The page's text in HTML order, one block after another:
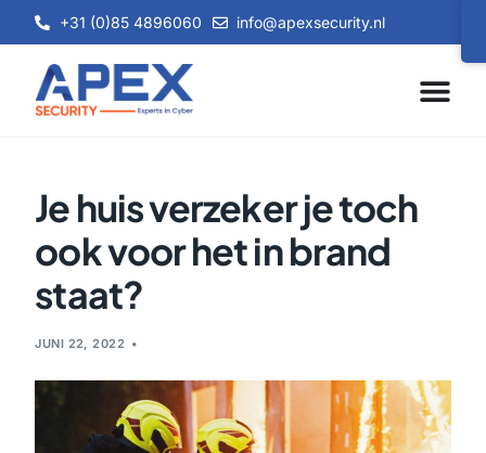
+31 (0)85 4896060 info@apexsecurity.nl
Je huis verzeker je toch
ook voor het in brand
staat?
JUNI 22, 2022